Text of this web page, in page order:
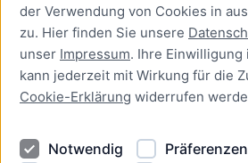
der Verwendung von Cookies in
zu. Hier finden Sie unsere
unser Impressum. Ihre
kann jederzeit mit Wirkung für die
Cookie-Erklärung widerrufen
Notwendig Präferenzen
Newsletter Lübeck:kompakt
Kontakt
Kontakt
Datenschutzhinweise